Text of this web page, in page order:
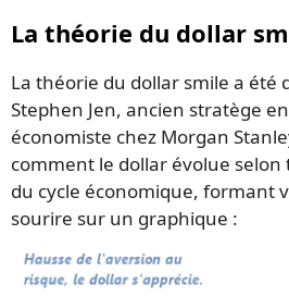
La théorie du dollar
La théorie du dollar smile a été
Stephen Jen, ancien stratège
économiste chez Morgan
comment le dollar évolue selon
du cycle économique, formant
sourire sur un graphique :